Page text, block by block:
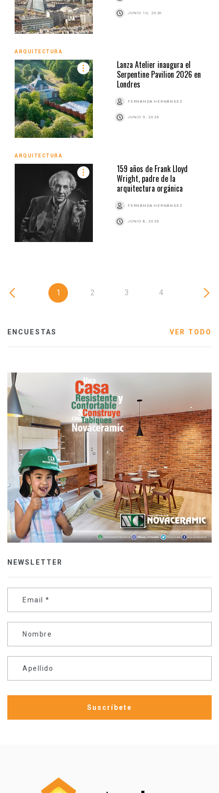
JUNIO 10, 2026
ARQUITECTURA
Lanza Atelier inaugura el
Serpentine Pavilion 2026 en
Londres
FERNANDA HERNÁNDEZ
JUNIO 9, 2026
ARQUITECTURA
159 años de Frank Lloyd
Wright, padre de la
arquitectura orgánica
FERNANDA HERNÁNDEZ
JUNIO 8, 2026
1 2 3 4
ENCUESTAS VER TODO
NEWSLETTER
Email *
Nombre
Apellido